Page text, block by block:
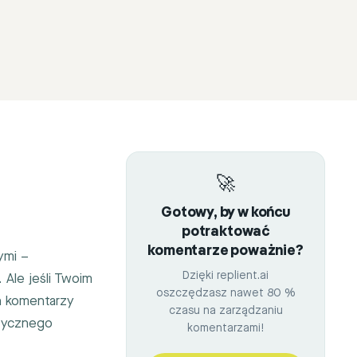
–
jeśli Twoim
komentarzy
🚀
Gotowy, by w końcu
potraktować
komentarze poważnie?
Dzięki replient.ai
oszczędzasz nawet 80 %
czasu na zarządzaniu
komentarzami!